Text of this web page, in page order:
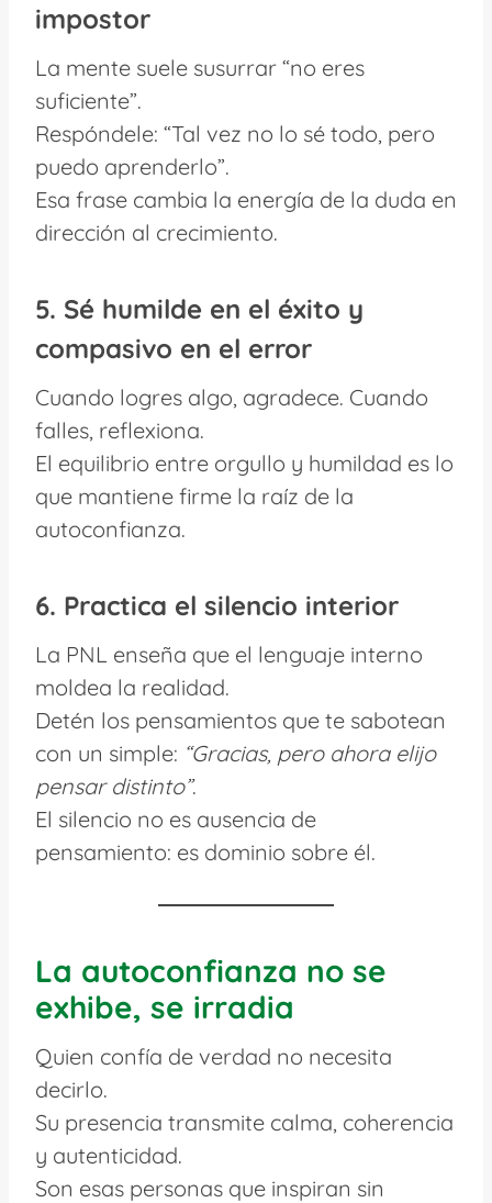
impostor
La mente suele susurrar “no eres
suficiente”.
Respóndele: “Tal vez no lo sé todo, pero
puedo aprenderlo”.
Esa frase cambia la energía de la duda en
dirección al crecimiento.
5. Sé humilde en el éxito y
compasivo en el error
Cuando logres algo, agradece. Cuando
falles, reflexiona.
El equilibrio entre orgullo y humildad es lo
que mantiene firme la raíz de la
autoconfianza.
6. Practica el silencio interior
La PNL enseña que el lenguaje interno
moldea la realidad.
Detén los pensamientos que te sabotean
con un simple: “Gracias, pero ahora elijo
pensar distinto”.
El silencio no es ausencia de
pensamiento: es dominio sobre él.
La autoconfianza no se
exhibe, se irradia
Quien confía de verdad no necesita
decirlo.
Su presencia transmite calma, coherencia
y autenticidad.
Son esas personas que inspiran sin